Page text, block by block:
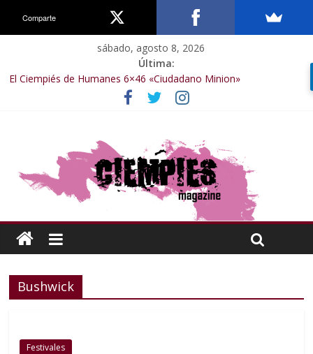
sábado, agosto 8, 2026
Última:
El Ciempiés de Humanes 6×46 «Ciudadano Minion»
El Ciempiés de Humanes 6×50 «Spiderman, Castigador, Hulk y el
final de la sexta temporada»
El Ciempiés de Humanes 6×48 «El Síndrome de Odiseo»
El Ciempiés de Humanes 6×47 «De nada por nada»
Bushwick
Festivales
Comparte